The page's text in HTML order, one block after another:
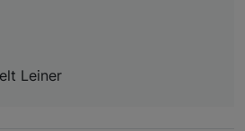
Leiner